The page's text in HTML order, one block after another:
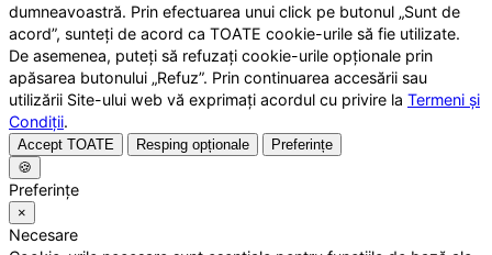
dumneavoastră. Prin efectuarea unui click pe butonul „Sunt de
acord”, sunteți de acord ca TOATE cookie-urile să fie utilizate.
De asemenea, puteți să refuzați cookie-urile opționale prin
apăsarea butonului „Refuz”. Prin continuarea accesării sau
utilizării Site-ului web vă exprimați acordul cu privire la Termeni și
Condiții.
Accept TOATE Resping opționale
Preferințe
🍪
Preferințe
×
Necesare